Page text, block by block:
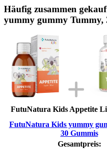
Häufig zusammen
yummy gummy Tummy,
FutuNatura Kids Appetite
FutuNatura Kids yummy
30 Gummis
Gesamtpreis: